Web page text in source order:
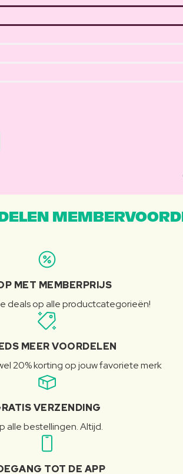
MET MEMBERPRIJS
deals op alle productcategorieën!
MEER VOORDELEN
20% korting op jouw favoriete merk
VERZENDING
alle bestellingen. Altijd.
TOT DE APP